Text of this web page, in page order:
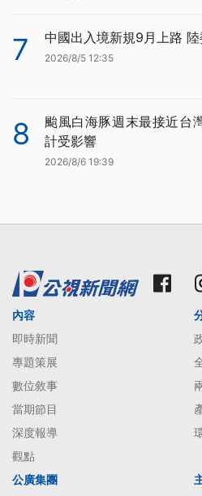
7 中國出入境新規9月上路
2026/8/5 12:35
8
颱風白海豚週末最接近台
計受影響
2026/8/6 19:39
內容
即時新聞
專題策展
數位敘事
當期節目
深度報導
觀點
公廣集團